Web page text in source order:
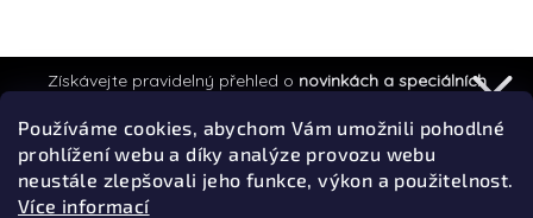
Používáme cookies, abychom Vám umožnili pohodlné
prohlížení webu a díky analýze provozu webu
neustále zlepšovali jeho funkce, výkon a použitelnost.
Více informací
Získávejte pravidelný přehled o novinkách a speciálních